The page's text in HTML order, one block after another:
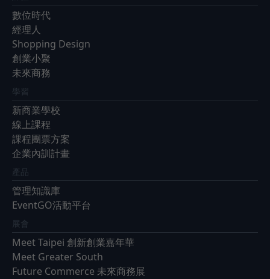
數位時代
經理人
Shopping Design
創業小聚
未來商務
學習
新商業學校
線上課程
課程團票方案
企業內訓計畫
產品
管理知識庫
EventGO活動平台
展會
Meet Taipei 創新創業嘉年華
Meet Greater South
Future Commerce 未來商務展